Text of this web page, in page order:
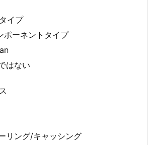
イプ
ポーネントタイプ
はない
リング/キャッシング